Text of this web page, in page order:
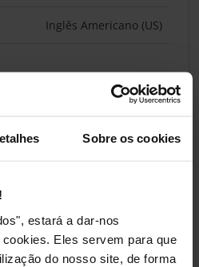
Sobre os cookies
estará a dar-nos
Eles servem para que
do nosso site, de forma
Inglês Americano (US)